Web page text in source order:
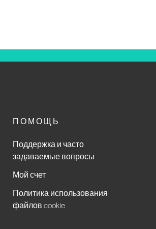
ПОМОЩЬ
Поддержка и часто
задаваемые вопросы
Мой счет
Политика использования
файлов cookie